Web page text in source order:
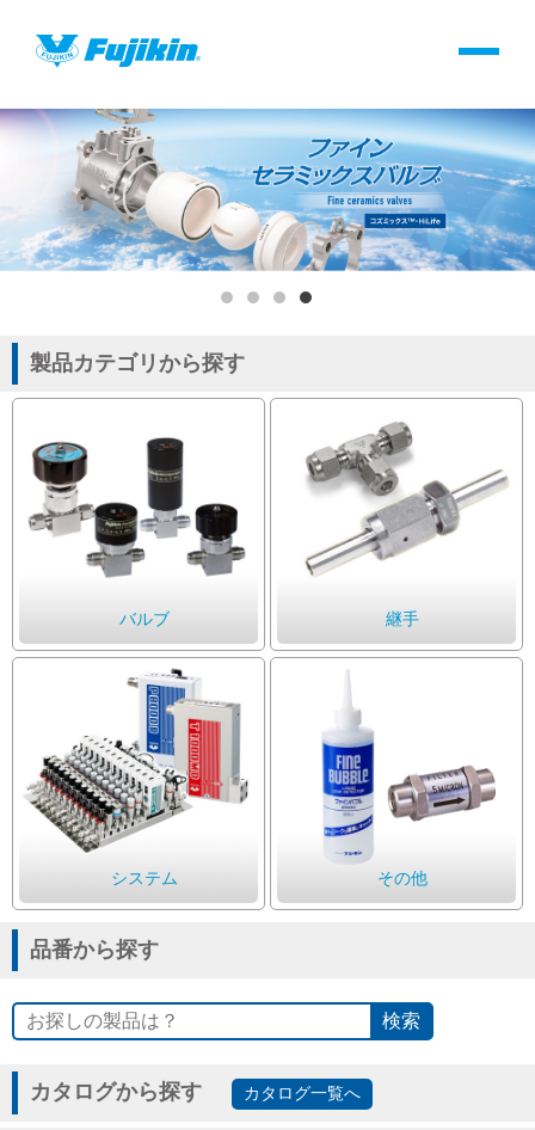
製品情報
バルブ・継手・システムを探す
ダウンロード
製品カタログダウンロード
よくあるご質問(FAQ)・用語集
Cv値・流量計算ツール
製品動画一覧
バルブと継手のきほん
説明会・講習会
ログイン
会社情報
採用情報
製品カテゴリから探す
バルブ 継手
システム その他
品番から探す
検索
カタログから探す カタログ一覧へ